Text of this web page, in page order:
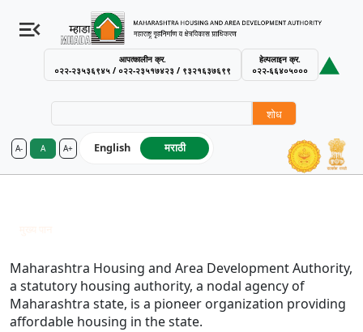
आपत्कालीन क्र.
०२२-२३५३६९४५ / ०२२-२३५१७४२३ / ९३२१६३७६९९
हेल्पलाइन क्र.
०२२-६६४०५०००
A- A A+ English मराठी
Maharashtra Housing and Area Development Authority,
a statutory housing authority, a nodal agency of
Maharashtra state, is a pioneer organization providing
affordable housing in the state.